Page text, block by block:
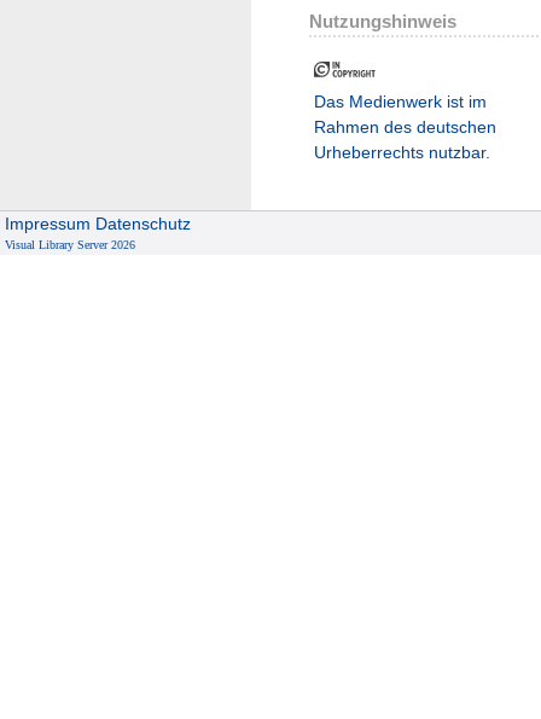
Nutzungshinweis
Das Medienwerk ist im
Rahmen des deutschen
Urheberrechts nutzbar.
Impressum Datenschutz
Visual Library Server 2026